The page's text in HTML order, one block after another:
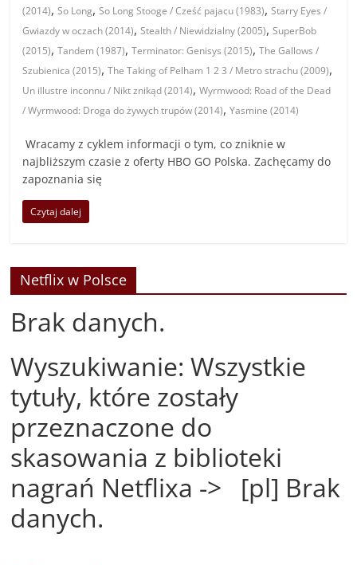
(2014),So Long,So Long Stooge / Cześć pajacu (1983),Starry Eyes /
Gwiazdy w oczach (2014),Stealth / Niewidzialny (2005),SuperBob
(2015),Tandem (1987),Terminator: Genisys (2015),The Gallows /
Szubienica (2015),The Taking of Pelham 1 2 3 / Metro strachu (2009),
Un illustre inconnu / Nikt znikąd (2014),Wyrmwood: Road of the Dead
/ Wyrmwood: Droga do żywych trupów (2014),Yasmine (2014)
Wracamy z cyklem informacji o tym, co zniknie w
najbliższym czasie z oferty HBO GO Polska. Zachęcamy do
zapoznania się
Czytaj dalej
Netflix w Polsce
Brak danych.
Wyszukiwanie: Wszystkie
tytuły, które zostały
przeznaczone do
skasowania z biblioteki
nagrań Netflixa -> [pl] Brak
danych.